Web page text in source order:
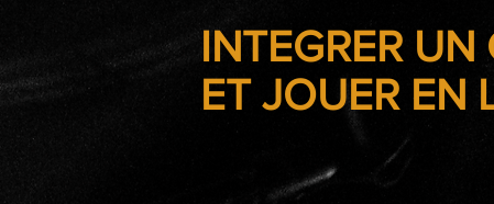
INTEGRER UN
ET JOUER EN